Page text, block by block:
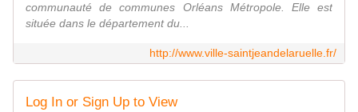
communauté de communes Orléans Métropole. Elle est
située dans le département du...
http://www.ville-saintjeandelaruelle.fr/
Log In or Sign Up to View